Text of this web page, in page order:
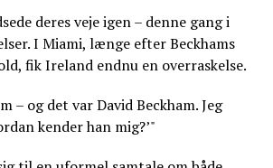
deres veje igen – denne gang i
I Miami, længe efter Beckhams
fik Ireland endnu en overraskelse.
– og det var David Beckham. Jeg
kender han mig?’"